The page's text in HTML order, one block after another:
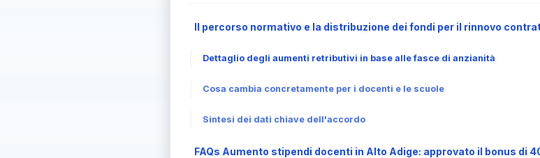
Il percorso normativo e la distribuzione dei fondi per il rinnovo
Dettaglio degli aumenti retributivi in base alle fasce di anzianità
Cosa cambia concretamente per i docenti e le scuole
Sintesi dei dati chiave dell'accordo
FAQs Aumento stipendi docenti in Alto Adige: approvato il bonus di